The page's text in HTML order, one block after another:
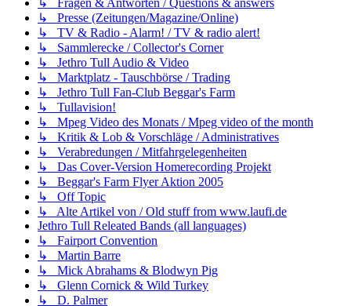
↳ Presse (Zeitungen/Magazine/Online)
↳ TV & Radio - Alarm! / TV & radio alert!
↳ Sammlerecke / Collector's Corner
↳ Jethro Tull Audio & Video
↳ Marktplatz - Tauschbörse / Trading
↳ Jethro Tull Fan-Club Beggar's Farm
↳ Tullavision!
↳ Mpeg Video des Monats / Mpeg video of the month
↳ Kritik & Lob & Vorschläge / Administratives
↳ Verabredungen / Mitfahrgelegenheiten
↳ Das Cover-Version Homerecording Projekt
↳ Beggar's Farm Flyer Aktion 2005
↳ Off Topic
↳ Alte Artikel von / Old stuff from www.laufi.de
Jethro Tull Releated Bands (all languages)
↳ Fairport Convention
↳ Martin Barre
↳ Mick Abrahams & Blodwyn Pig
↳ Glenn Cornick & Wild Turkey
↳ D. Palmer